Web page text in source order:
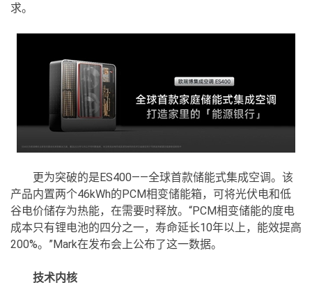
求。
更为突破的是ES400——全球首款储能式集成空调。该
产品内置两个46kWh的PCM相变储能箱，可将光伏电和低
谷电价储存为热能，在需要时释放。“PCM相变储能的度电
成本只有锂电池的四分之一，寿命延长10年以上，能效提高
200%。”Mark在发布会上公布了这一数据。
技术内核